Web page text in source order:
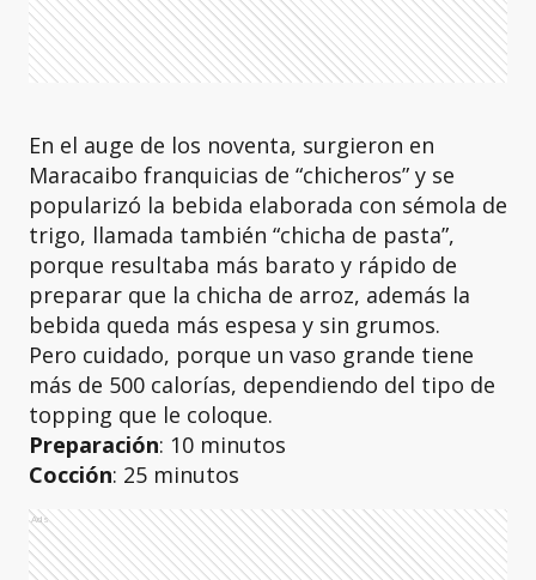
En el auge de los noventa, surgieron en
Maracaibo franquicias de “chicheros” y se
popularizó la bebida elaborada con sémola de
trigo, llamada también “chicha de pasta”,
porque resultaba más barato y rápido de
preparar que la chicha de arroz, además la
bebida queda más espesa y sin grumos.
Pero cuidado, porque un vaso grande tiene
más de 500 calorías, dependiendo del tipo de
topping que le coloque.
Preparación: 10 minutos
Cocción: 25 minutos
Ads